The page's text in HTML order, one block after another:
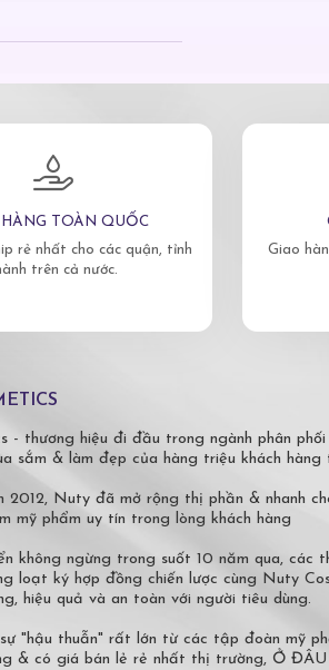
TOÀN QUỐC
rẻ nhất cho các quận, tỉnh
trên cả nước.
Giao
- thương hiệu đi đầu trong ngành phân phối
sắm & làm đẹp của hàng triệu khách
2012, Nuty đã mở rộng thị phần & nhanh
mỹ phẩm uy tín trong lòng khách hàng
không ngừng trong suốt 10 năm qua, các
loạt ký hợp đồng chiến lược cùng Nuty
hiệu quả và an toàn với người tiêu dùng.
"hậu thuẫn" rất lớn từ các tập đoàn mỹ
& có giá bán lẻ rẻ nhất thị trường, Ở